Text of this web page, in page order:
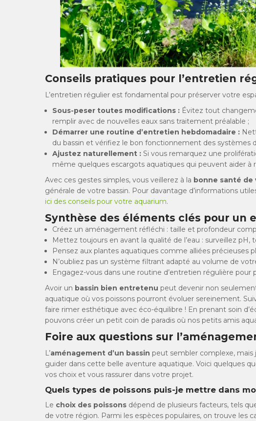
Conseils pratiques pour l’entretien
L’entretien régulier est fondamental pour préserver votre
Sous-peser toutes modifications : Évitez tout
remplir avec de nouvelles eaux sans traitement préalable ;
Démarrer une routine d’entretien hebdomadaire :
du bassin et vérifiez le bon fonctionnement des systèmes
Ajustez naturellement : Si vous remarquez une
même quelques escargots aquatiques qui peuvent aider à
Avec ces gestes simples, vous veillerez à la bonne santé de
générale de votre bassin. Pour davantage d’informations
ici des conseils pour votre aquarium.
Synthèse des éléments clés pour un
Créez un aménagement réfléchi : taille et profondeur
Mettez toujours en avant la qualité de l’eau : surveillez pH,
Pensez aux plantes aquatiques comme alliées précieuses
N’oubliez pas un système filtrant adapté au volume de
Engagez-vous dans une routine d’entretien régulière pour
Avoir un bassin bien entretenu peut devenir non
aquatique où vos poissons pourront évoluer sereinement.
faire rimer esthétique avec éco-équilibre ! En prenant soin
pouvons créer un petit coin de paradis où nos petits amis
Foire aux questions sur
L’aménagement d’un bassin peut sembler complexe, mais
guider dans cette belle aventure aquatique. Voici quelques
vos choix et vous rassurer dans votre projet.
Quels types de poissons puis-je mettre dans
Le choix des poissons dépend de plusieurs facteurs, tels
de votre région. Parmi les espèces populaires, on trouve les